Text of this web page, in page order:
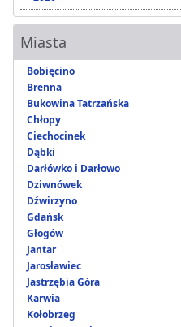
Miasta
Bobięcino
Brenna
Bukowina Tatrzańska
Chłopy
Ciechocinek
Dąbki
Darłówko i Darłowo
Dziwnówek
Dźwirzyno
Gdańsk
Głogów
Jantar
Jarosławiec
Jastrzębia Góra
Karwia
Kołobrzeg